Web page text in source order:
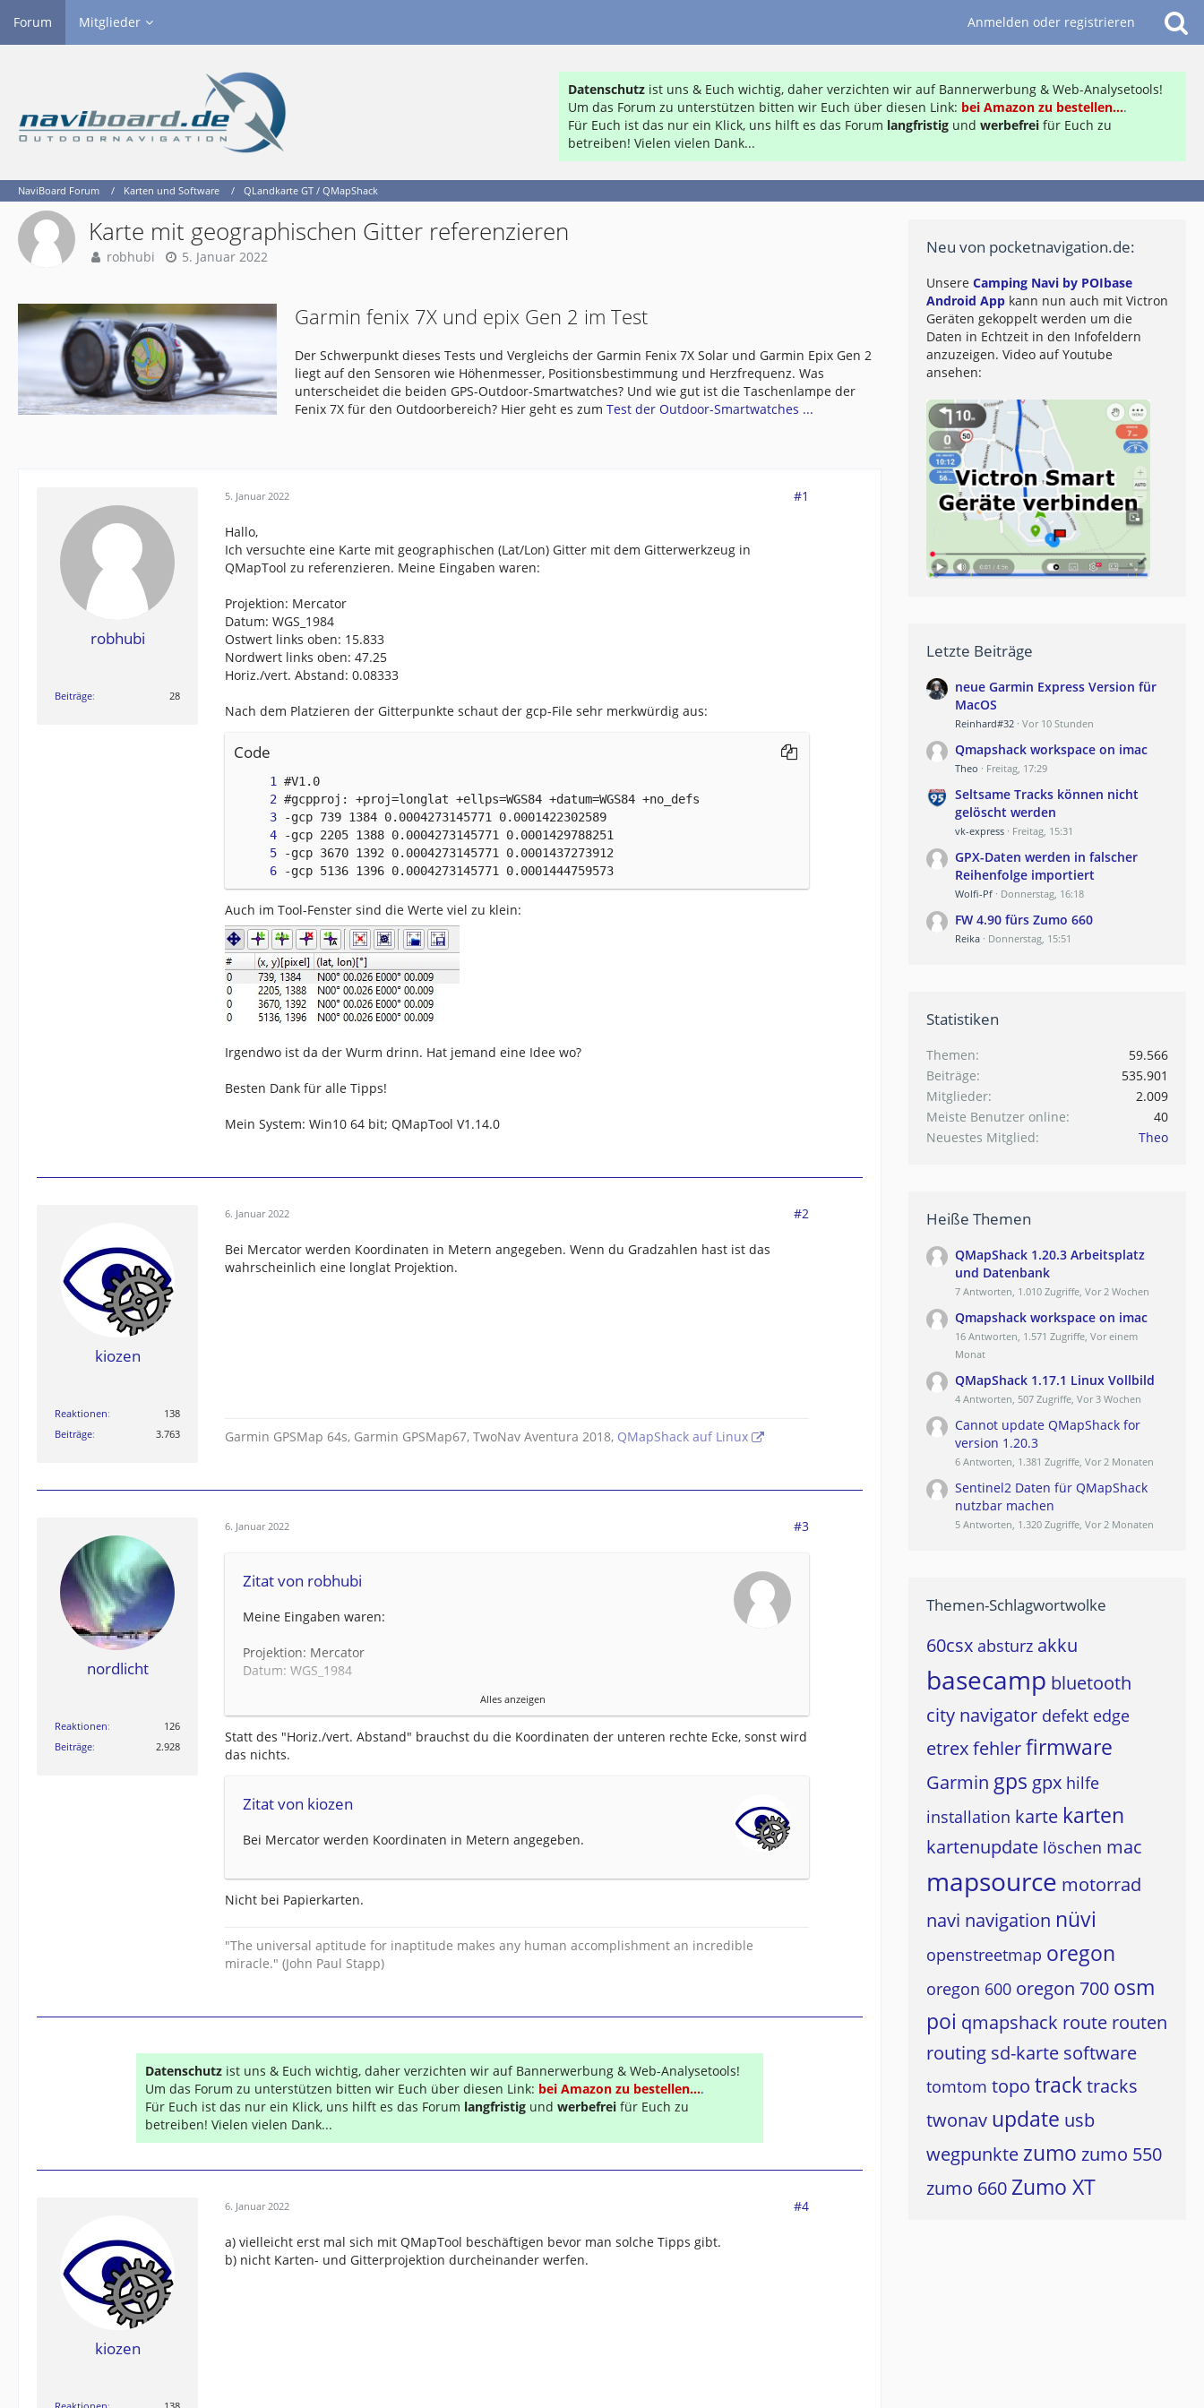
Forum Mitglieder Anmelden oder registrieren
Datenschutz ist uns & Euch wichtig, daher verzichten wir auf Bannerwerbung & Web-Analysetools!
Um das Forum zu unterstützen bitten wir Euch über diesen Link: bei Amazon zu bestellen....
Für Euch ist das nur ein Klick, uns hilft es das Forum langfristig und werbefrei für Euch zu
betreiben! Vielen vielen Dank...
NaviBoard Forum Karten und Software QLandkarte GT / QMapShack
Karte mit geographischen Gitter referenzieren
robhubi 5. Januar 2022
Garmin fenix 7X und epix Gen 2 im Test
Der Schwerpunkt dieses Tests und Vergleichs der Garmin Fenix 7X Solar und Garmin Epix Gen 2
liegt auf den Sensoren wie Höhenmesser, Positionsbestimmung und Herzfrequenz. Was
unterscheidet die beiden GPS-Outdoor-Smartwatches? Und wie gut ist die Taschenlampe der
Fenix 7X für den Outdoorbereich? Hier geht es zumTest der Outdoor-Smartwatches ...
robhubi
Beiträge 28
5. Januar 2022 #1
Hallo,
Ich versuchte eine Karte mit geographischen (Lat/Lon) Gitter mit dem Gitterwerkzeug in
QMapTool zu referenzieren. Meine Eingaben waren:
Projektion: Mercator
Datum: WGS_1984
Ostwert links oben: 15.833
Nordwert links oben: 47.25
Horiz./vert. Abstand: 0.08333
Nach dem Platzieren der Gitterpunkte schaut der gcp-File sehr merkwürdig aus:
Code
-gcp 5136 1396 0.0004273145771 0.0001444759573
Auch im Tool-Fenster sind die Werte viel zu klein:
Irgendwo ist da der Wurm drinn. Hat jemand eine Idee wo?
Besten Dank für alle Tipps!
Mein System: Win10 64 bit; QMapTool V1.14.0
kiozen
Reaktionen
138
Beiträge
3.763
6. Januar 2022 #2
Bei Mercator werden Koordinaten in Metern angegeben. Wenn du Gradzahlen hast ist das
wahrscheinlich eine longlat Projektion.
Garmin GPSMap 64s, Garmin GPSMap67, TwoNav Aventura 2018, QMapShack auf Linux
nordlicht
Reaktionen
126
Beiträge
2.928
6. Januar 2022 #3
Zitat von robhubi
Meine Eingaben waren:
Projektion: Mercator
Datum: WGS_1984
Alles anzeigen
Statt des "Horiz./vert. Abstand" brauchst du die Koordinaten der unteren rechte Ecke, sonst wird
das nichts.
Zitat von kiozen
Bei Mercator werden Koordinaten in Metern angegeben.
Nicht bei Papierkarten.
"The universal aptitude for inaptitude makes any human accomplishment an incredible
miracle." (John Paul Stapp)
Datenschutz ist uns & Euch wichtig, daher verzichten wir auf Bannerwerbung & Web-Analysetools!
Um das Forum zu unterstützen bitten wir Euch über diesen Link: bei Amazon zu bestellen....
Für Euch ist das nur ein Klick, uns hilft es das Forum langfristig und werbefrei für Euch zu
betreiben! Vielen vielen Dank...
kiozen
6. Januar 2022 #4
a) vielleicht erst mal sich mit QMapTool beschäftigen bevor man solche Tipps gibt.
b) nicht Karten- und Gitterprojektion durcheinander werfen.
Neu von pocketnavigation.de:
Unsere Camping Navi by POIbase
Android App kann nun auch mit Victron
Geräten gekoppelt werden um die
Daten in Echtzeit in den Infofeldern
anzuzeigen. Video auf Youtube
ansehen:
Letzte Beiträge
neue Garmin Express Version für
MacOS
Reinhard#32 Vor 10 Stunden
Qmapshack workspace on imac
Theo Freitag, 17:29
Seltsame Tracks können nicht
gelöscht werden
vk-express Freitag, 15:31
GPX-Daten werden in falscher
Reihenfolge importiert
Wolfi-Pf Donnerstag, 16:18
FW 4.90 fürs Zumo 660
Reika Donnerstag, 15:51
Statistiken
Themen
59.566
Beiträge
535.901
Mitglieder
2.009
Meiste Benutzer online
40
Neuestes Mitglied
Theo
Heiße Themen
QMapShack 1.20.3 Arbeitsplatz
und Datenbank
7 Antworten, 1.010 Zugriffe, Vor 2 Wochen
Qmapshack workspace on imac
16 Antworten, 1.571 Zugriffe, Vor einem
Monat
QMapShack 1.17.1 Linux Vollbild
4 Antworten, 507 Zugriffe, Vor 3 Wochen
Cannot update QMapShack for
version 1.20.3
6 Antworten, 1.381 Zugriffe, Vor 2 Monaten
Sentinel2 Daten für QMapShack
nutzbar machen
5 Antworten, 1.320 Zugriffe, Vor 2 Monaten
Themen-Schlagwortwolke
60csx absturz akku
basecamp bluetooth
city navigator defekt edge
etrexfehlerfirmware
Garmin gps gpx hilfe
installation karte karten
kartenupdate löschen mac
mapsource motorrad
navi navigation nüvi
openstreetmap oregon
oregon 600 oregon 700 osm
poi qmapshack route routen
routing sd-karte software
tomtom topo tracktracks
twonav update usb
wegpunkte zumo zumo 550
zumo 660 Zumo XT